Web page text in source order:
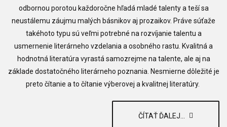
odbornou porotou každoročne hľadá mladé talenty a teší sa
neustálemu záujmu malých básnikov aj prozaikov. Práve súťaže
takéhoto typu sú veľmi potrebné na rozvíjanie talentu a
usmernenie literárneho vzdelania a osobného rastu. Kvalitná a
hodnotná literatúra vyrastá samozrejme na talente, ale aj na
základe dostatočného literárneho poznania. Nesmierne dôležité je
preto čítanie a to čítanie výberovej a kvalitnej literatúry.
ČÍTAŤ ĎALEJ...